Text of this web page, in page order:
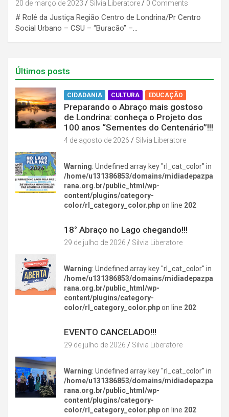
20 de março de 2023 Silvia Liberatore 0 Comments
# Rolê da Justiça Região Centro de Londrina/Pr Centro
Social Urbano – CSU – “Buracão” –…
Últimos posts
CIDADANIA CULTURA EDUCAÇÃO
Preparando o Abraço mais gostoso
de Londrina: conheça o Projeto dos
100 anos “Sementes do Centenário”!!!
4 de agosto de 2026 Silvia Liberatore
Warning: Undefined array key "rl_cat_color" in
/home/u131386853/domains/midiadepazpa
rana.org.br/public_html/wp-
content/plugins/category-
color/rl_category_color.phpon line 202
18° Abraço no Lago chegando!!!
29 de julho de 2026 Silvia Liberatore
Warning: Undefined array key "rl_cat_color" in
/home/u131386853/domains/midiadepazpa
rana.org.br/public_html/wp-
content/plugins/category-
color/rl_category_color.phpon line 202
EVENTO CANCELADO!!!
29 de julho de 2026 Silvia Liberatore
Warning: Undefined array key "rl_cat_color" in
/home/u131386853/domains/midiadepazpa
rana.org.br/public_html/wp-
content/plugins/category-
color/rl_category_color.phpon line 202